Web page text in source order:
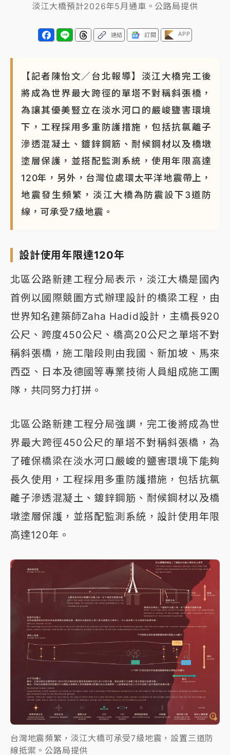
淡江大橋預計2026年5月通車。公路局提供
連結 訂閱 APP
【記者陳怡文／台北報導】淡江大橋完工後
將成為世界最大跨徑的單塔不對稱斜張橋，
為讓其優美豎立在淡水河口的嚴峻鹽害環境
下，工程採用多重防護措施，包括抗氯離子
滲透混凝土、鍍鋅鋼筋、耐候鋼材以及橋墩
塗層保護，並搭配監測系統，使用年限高達
120年，另外，台灣位處環太平洋地震帶上，
地震發生頻繁，淡江大橋為防震設下3道防
線，可承受7級地震。
設計使用年限達120年
北區公路新建工程分局表示，淡江大橋是國內
首例以國際競圖方式辦理設計的橋梁工程，由
世界知名建築師Zaha Hadid設計，主橋長920
公尺、跨度450公尺、橋高20公尺之單塔不對
稱斜張橋，施工階段則由我國、新加坡、馬來
西亞、日本及德國等專業技術人員組成施工團
隊，共同努力打拼。
北區公路新建工程分局強調，完工後將成為世
界最大跨徑450公尺的單塔不對稱斜張橋，為
了確保橋梁在淡水河口嚴峻的鹽害環境下能夠
長久使用，工程採用多重防護措施，包括抗氯
離子滲透混凝土、鍍鋅鋼筋、耐候鋼材以及橋
墩塗層保護，並搭配監測系統，設計使用年限
高達120年。
台灣地震頻繁，淡江大橋可承受7級地震，設置三道防
線抵禦。公路局提供